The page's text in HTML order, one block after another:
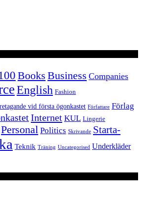
Books Business Companies
English Fashion
vid första ögonkastet Författare Förlag
Internet KUL Lingerie
Personal Politics Skrivande Starta-
Teknik Träning Uncategorised Underkläder